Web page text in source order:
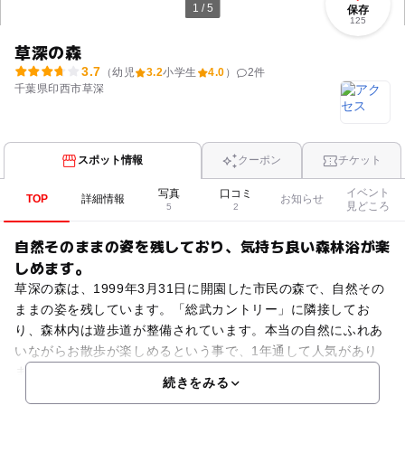
1 / 5
草深の森
3.7 （幼児 3.2小学生 4.0 ） 2件
千葉県印西市草深
保存
125
スポット情報 クーポン チケット
TOP 詳細情報 写真
5
口コミ
2
お知らせ
イベント
見どころ
自然そのままの姿を残しており、気持ち良い森林浴が楽
しめます。
草深の森は、1999年3月31日に開園した市民の森で、自然その
ままの姿を残しています。「総武カントリー」に隣接してお
り、森林内は遊歩道が整備されています。本当の自然にふれあ
いながらお散歩が楽しめるという事で、1年通して人気があり
続きをみる